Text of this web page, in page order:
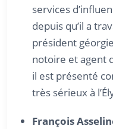
services
depuis qu’il a
président
notoire et agent
il est présenté
très sérieux à
François